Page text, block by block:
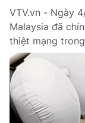
VTV.vn - Ngày
Malaysia đã
thiệt mạng